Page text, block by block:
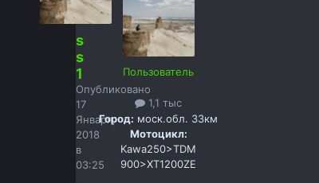
s
s
1
Опубликовано
17
Января,
2018
в
03:25
Пользователь
1,1 тыс
Город: моск.обл. 33км
Мотоцикл:
Kawa250>TDM
900>XT1200ZE